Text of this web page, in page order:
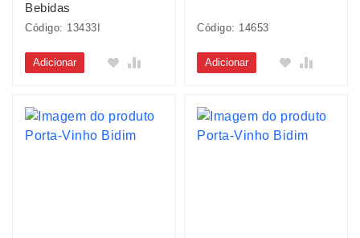
Bebidas
Código: 13433I
Adicionar
Código: 14653
Adicionar